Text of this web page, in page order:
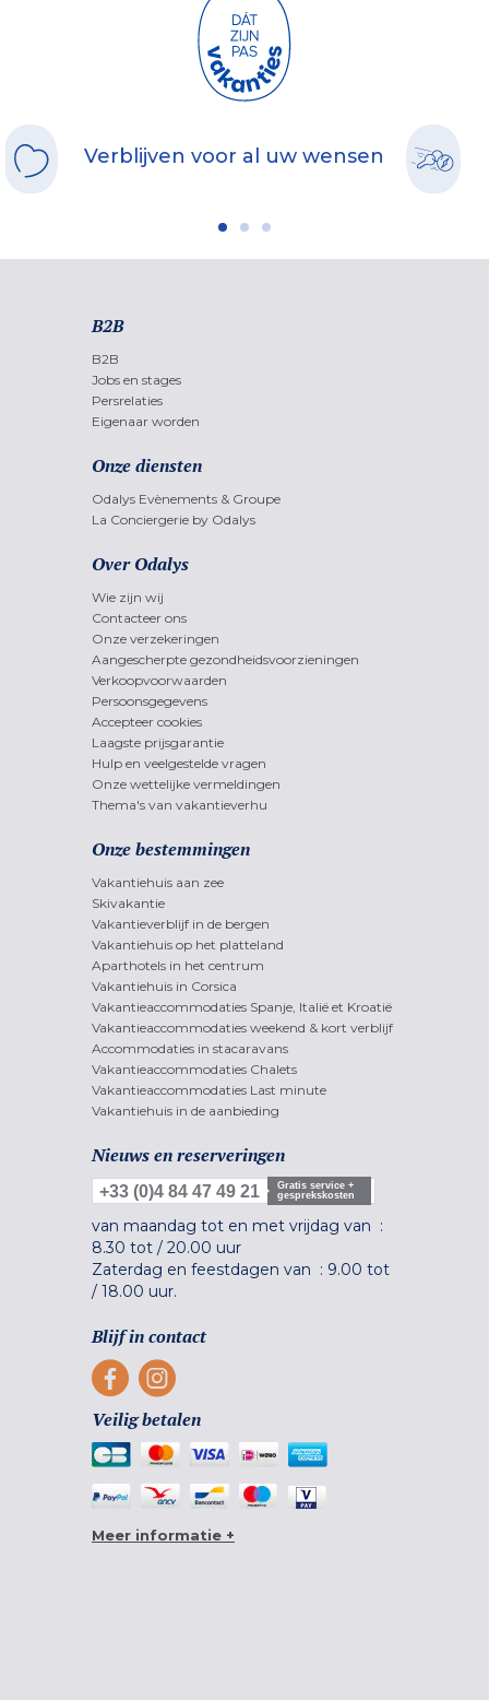
Verblijven voor al uw wensen
B2B
B2B
Jobs en stages
Persrelaties
Eigenaar worden
Onze diensten
Odalys Evènements & Groupe
La Conciergerie by Odalys
Over Odalys
Wie zijn wij
Contacteer ons
Onze verzekeringen
Aangescherpte gezondheidsvoorzieningen
Verkoopvoorwaarden
Persoonsgegevens
Accepteer cookies
Laagste prijsgarantie
Hulp en veelgestelde vragen
Onze wettelijke vermeldingen
Thema's van vakantieverhu
Onze bestemmingen
Vakantiehuis aan zee
Skivakantie
Vakantieverblijf in de bergen
Vakantiehuis op het platteland
Aparthotels in het centrum
Vakantiehuis in Corsica
Vakantieaccommodaties Spanje, Italië et Kroatië
Vakantieaccommodaties weekend & kort verblijf
Accommodaties in stacaravans
Vakantieaccommodaties Chalets
Vakantieaccommodaties Last minute
Vakantiehuis in de aanbieding
Nieuws en reserveringen
+33 (0)4 84 47 49 21
Gratis service +
gesprekskosten
van maandag tot en met vrijdag van :
8.30 tot / 20.00 uur
Zaterdag en feestdagen van : 9.00 tot
/ 18.00 uur.
Blijf in contact
Veilig betalen
Meer informatie +